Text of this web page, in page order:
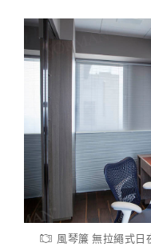
風琴簾 無拉繩式